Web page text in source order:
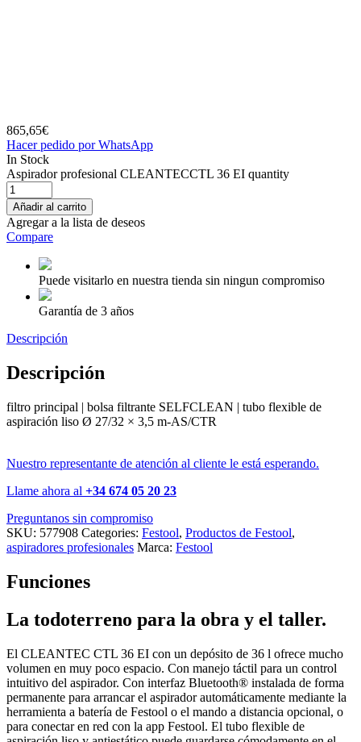
865,65€
Hacer pedido por WhatsApp
In Stock
Aspirador profesional CLEANTECCTL 36 EI quantity
Añadir al carrito
Agregar a la lista de deseos
Compare
Puede visitarlo en nuestra tienda sin ningun compromiso
Garantía de 3 años
Descripción
Descripción
filtro principal | bolsa filtrante SELFCLEAN | tubo flexible de
aspiración liso Ø 27/32 × 3,5 m-AS/CTR
Nuestro representante de atención al cliente le está esperando.
Llame ahora al +34 674 05 20 23
Preguntanos sin compromiso
SKU: 577908 Categories: Festool, Productos de Festool,
aspiradores profesionales Marca: Festool
Funciones
La todoterreno para la obra y el taller.
El CLEANTEC CTL 36 EI con un depósito de 36 l ofrece mucho
volumen en muy poco espacio. Con manejo táctil para un control
intuitivo del aspirador. Con interfaz Bluetooth® instalada de forma
permanente para arrancar el aspirador automáticamente mediante la
herramienta a batería de Festool o el mando a distancia opcional, o
para conectar en red con la app Festool. El tubo flexible de